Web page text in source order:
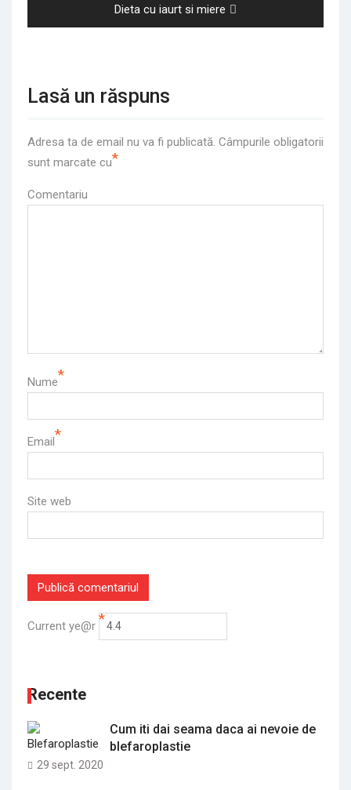
Next
post:
Dieta cu iaurt si miere
Lasă un răspuns
Adresa ta de email nu va fi publicată. Câmpurile obligatorii
sunt marcate cu*
Comentariu
Nume*
Email*
Site web
Current ye@r *
Recente
Cum iti dai seama daca ai nevoie de
blefaroplastie
29 sept. 2020